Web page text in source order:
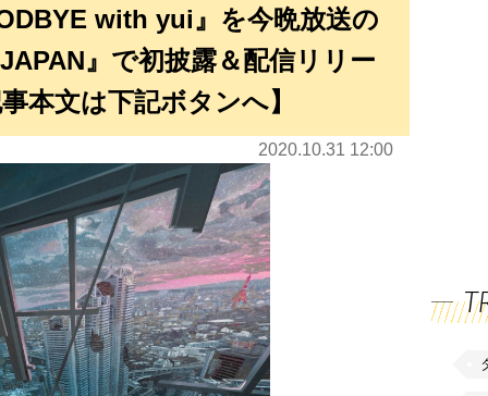
with yui』を今晩放送の
』で初披露＆配信リリー
本文は下記ボタンへ】
2020.10.31 12:00